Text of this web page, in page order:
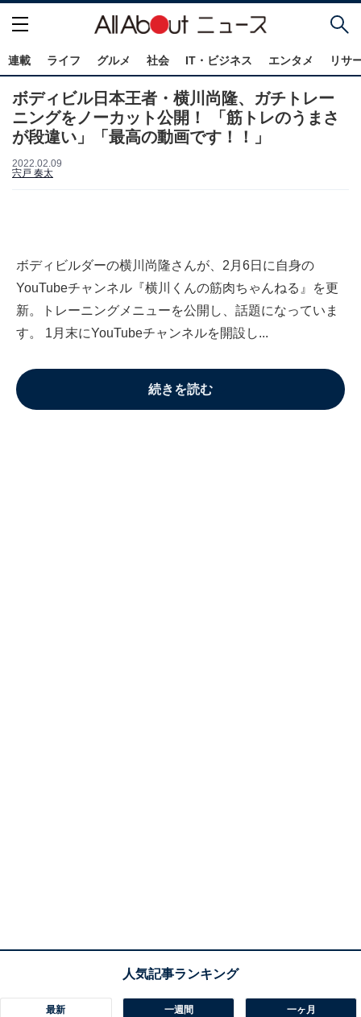
連載 ライフ グルメ 社会 IT・ビジネス エンタメ リサ
ボディビル日本王者・横川尚隆、ガチトレー
ニングをノーカット公開！ 「筋トレのうまさ
が段違い」「最高の動画です！！」
2022.02.09
宍戸 奏太
ボディビルダーの横川尚隆さんが、2月6日に自身の
YouTubeチャンネル『横川くんの筋肉ちゃんねる』を更
新。トレーニングメニューを公開し、話題になっていま
す。 1月末にYouTubeチャンネルを開設し...
続きを読む
最新 一週間 一ヶ月